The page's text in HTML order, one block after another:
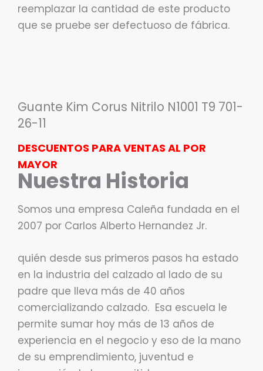
reemplazar la cantidad de este producto
que se pruebe ser defectuoso de fábrica.
Guante Kim Corus Nitrilo N1001 T9 701-
26-11
DESCUENTOS PARA VENTAS AL POR
MAYOR
Nuestra Historia
Somos una empresa Caleña fundada en el
2007 por Carlos Alberto Hernandez Jr.
quién desde sus primeros pasos ha estado
en la industria del calzado al lado de su
padre que lleva más de 40 años
comercializando calzado. Esa escuela le
permite sumar hoy más de 13 años de
experiencia en el negocio y eso de la mano
de su emprendimiento, juventud e